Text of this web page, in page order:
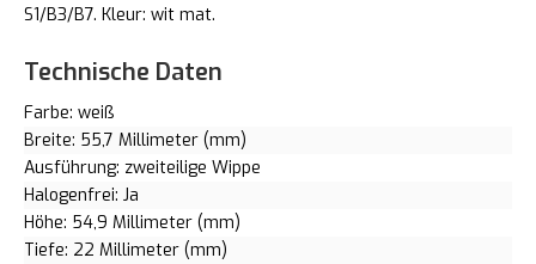
S1/B3/B7. Kleur: wit mat.
Technische Daten
Farbe: weiß
Breite: 55,7 Millimeter (mm)
Ausführung: zweiteilige Wippe
Halogenfrei: Ja
Höhe: 54,9 Millimeter (mm)
Tiefe: 22 Millimeter (mm)